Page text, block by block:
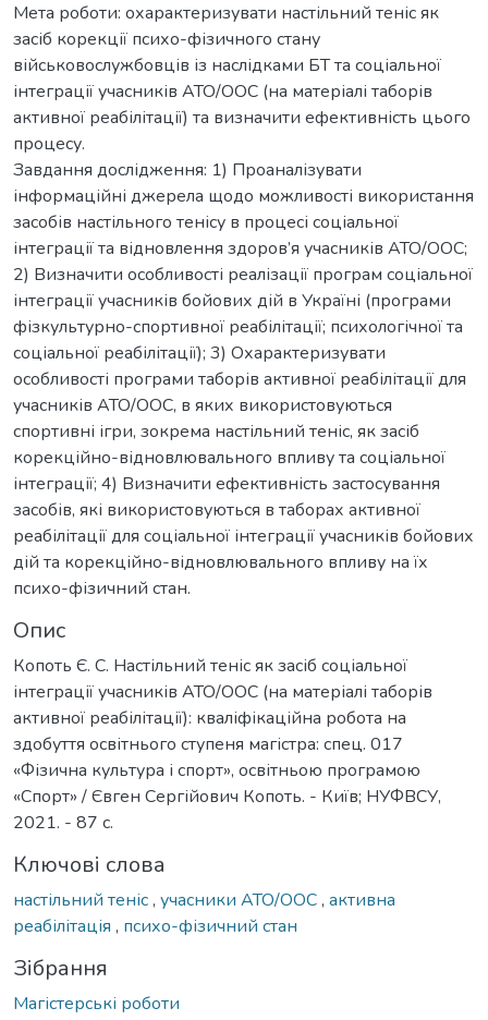
Мета роботи: охарактеризувати настільний теніс як
засіб корекції психо-фізичного стану
військовослужбовців із наслідками БТ та соціальної
інтеграції учасників АТО/ООС (на матеріалі таборів
активної реабілітації) та визначити ефективність цього
процесу.
Завдання дослідження: 1) Проаналізувати
інформаційні джерела щодо можливості використання
засобів настільного тенісу в процесі соціальної
інтеграції та відновлення здоров’я учасників АТО/ООС;
2) Визначити особливості реалізації програм соціальної
інтеграції учасників бойових дій в Україні (програми
фізкультурно-спортивної реабілітації; психологічної та
соціальної реабілітації); 3) Охарактеризувати
особливості програми таборів активної реабілітації для
учасників АТО/ООС, в яких використовуються
спортивні ігри, зокрема настільний теніс, як засіб
корекційно-відновлювального впливу та соціальної
інтеграції; 4) Визначити ефективність застосування
засобів, які використовуються в таборах активної
реабілітації для соціальної інтеграції учасників бойових
дій та корекційно-відновлювального впливу на їх
психо-фізичний стан.
Опис
Копоть Є. С. Настільний теніс як засіб соціальної
інтеграції учасників АТО/ООС (на матеріалі таборів
активної реабілітації): кваліфікаційна робота на
здобуття освітнього ступеня магістра: спец. 017
«Фізична культура і спорт», освітньою програмою
«Спорт» / Євген Сергійович Копоть. - Київ; НУФВСУ,
2021. - 87 с.
Ключові слова
настільний теніс, учасники АТО/ООС, активна
реабілітація , психо-фізичний стан
Зібрання
Магістерські роботи